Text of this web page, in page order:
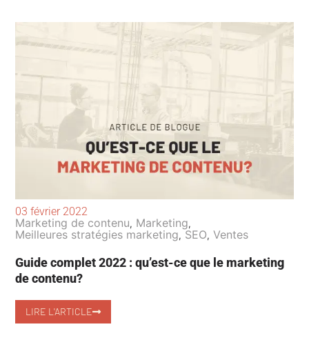
03 février 2022
Marketing de contenu, Marketing,
Meilleures stratégies marketing, SEO, Ventes
Guide complet 2022 : qu’est-ce que le marketing
de contenu?
LIRE L'ARTICLE